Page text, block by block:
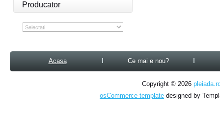
Producator
Acasa Ce mai e nou?
Copyright © 2026
osCommerce template designed by